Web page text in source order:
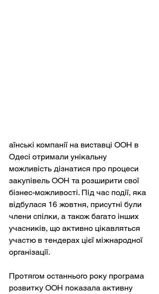
аїнські компанії на виставці ООН в
Одесі отримали унікальну
можливість дізнатися про процеси
закупівель ООН та розширити свої
бізнес-можливості. Під час події, яка
відбулася 16 жовтня, присутні були
члени спілки, а також багато інших
учасників, що активно цікавляться
участю в тендерах цієї міжнародної
організації.
Протягом останнього року програма
розвитку ООН показала активну